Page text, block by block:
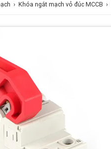
› Khóa ngắt mạch vỏ đúc MCCB ›